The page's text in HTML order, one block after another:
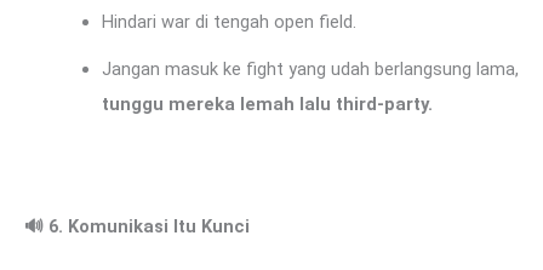
Hindari war di tengah open field.
Jangan masuk ke fight yang udah berlangsung lama,
tunggu mereka lemah lalu third-party.
🔊 6. Komunikasi Itu Kunci